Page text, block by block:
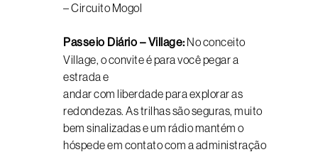
– Circuito Mogol
Passeio Diário – Village: No conceito
Village, o convite é para você pegar a
estrada e
andar com liberdade para explorar as
redondezas. As trilhas são seguras, muito
bem sinalizadas e um rádio mantém o
hóspede em contato com a administração